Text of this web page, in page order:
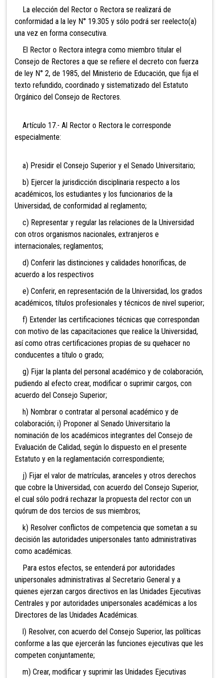
La elección del Rector o Rectora se realizará de
conformidad a la ley N° 19.305 y sólo podrá ser reelecto(a)
una vez en forma consecutiva.
El Rector o Rectora integra como miembro titular el
Consejo de Rectores a que se refiere el decreto con fuerza
de ley N° 2, de 1985, del Ministerio de Educación, que fija el
texto refundido, coordinado y sistematizado del Estatuto
Orgánico del Consejo de Rectores.
Artículo 17.- Al Rector o Rectora le corresponde
especialmente:
a) Presidir el Consejo Superior y el Senado Universitario;
b) Ejercer la jurisdicción disciplinaria respecto a los
académicos, los estudiantes y los funcionarios de la
Universidad, de conformidad al reglamento;
c) Representar y regular las relaciones de la Universidad
con otros organismos nacionales, extranjeros e
internacionales; reglamentos;
d) Conferir las distinciones y calidades honoríficas, de
acuerdo a los respectivos
e) Conferir, en representación de la Universidad, los grados
académicos, títulos profesionales y técnicos de nivel superior;
f) Extender las certificaciones técnicas que correspondan
con motivo de las capacitaciones que realice la Universidad,
así como otras certificaciones propias de su quehacer no
conducentes a título o grado;
g) Fijar la planta del personal académico y de colaboración,
pudiendo al efecto crear, modificar o suprimir cargos, con
acuerdo del Consejo Superior;
h) Nombrar o contratar al personal académico y de
colaboración; i) Proponer al Senado Universitario la
nominación de los académicos integrantes del Consejo de
Evaluación de Calidad, según lo dispuesto en el presente
Estatuto y en la reglamentación correspondiente;
j) Fijar el valor de matrículas, aranceles y otros derechos
que cobre la Universidad, con acuerdo del Consejo Superior,
el cual sólo podrá rechazar la propuesta del rector con un
quórum de dos tercios de sus miembros;
k) Resolver conflictos de competencia que sometan a su
decisión las autoridades unipersonales tanto administrativas
como académicas.
Para estos efectos, se entenderá por autoridades
unipersonales administrativas al Secretario General y a
quienes ejerzan cargos directivos en las Unidades Ejecutivas
Centrales y por autoridades unipersonales académicas a los
Directores de las Unidades Académicas.
l) Resolver, con acuerdo del Consejo Superior, las políticas
conforme a las que ejercerán las funciones ejecutivas que les
competen conjuntamente;
m) Crear, modificar y suprimir las Unidades Ejecutivas